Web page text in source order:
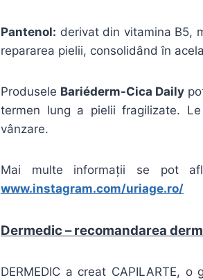
Pantenol: derivat din vitamina B5,
repararea pielii, consolidând în
Produsele Bariéderm-Cica Daily
termen lung a pielii fragilizate.
vânzare.
Mai multe informații se pot
www.instagram.com/uriage.ro/
Dermedic – recomandarea
DERMEDIC a creat CAPILARTE,